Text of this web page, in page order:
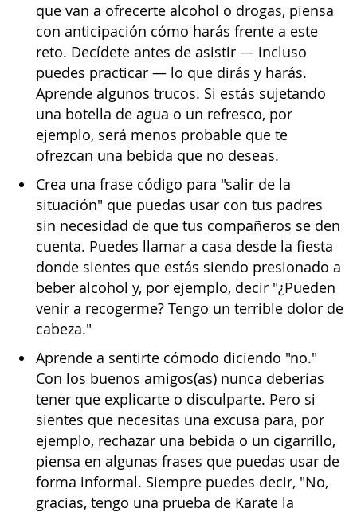
que van a ofrecerte alcohol o drogas, piensa
con anticipación cómo harás frente a este
reto. Decídete antes de asistir — incluso
puedes practicar — lo que dirás y harás.
Aprende algunos trucos. Si estás sujetando
una botella de agua o un refresco, por
ejemplo, será menos probable que te
ofrezcan una bebida que no deseas.
Crea una frase código para "salir de la
situación" que puedas usar con tus padres
sin necesidad de que tus compañeros se den
cuenta. Puedes llamar a casa desde la fiesta
donde sientes que estás siendo presionado a
beber alcohol y, por ejemplo, decir "¿Pueden
venir a recogerme? Tengo un terrible dolor de
cabeza."
Aprende a sentirte cómodo diciendo "no."
Con los buenos amigos(as) nunca deberías
tener que explicarte o disculparte. Pero si
sientes que necesitas una excusa para, por
ejemplo, rechazar una bebida o un cigarrillo,
piensa en algunas frases que puedas usar de
forma informal. Siempre puedes decir, "No,
gracias, tengo una prueba de Karate la